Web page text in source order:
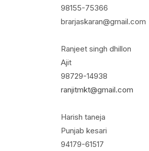
98155-75366
brarjaskaran@gmail.com
Ranjeet singh dhillon
Ajit
98729-14938
ranjitmkt@gmail.com
Harish taneja
Punjab kesari
94179-61517